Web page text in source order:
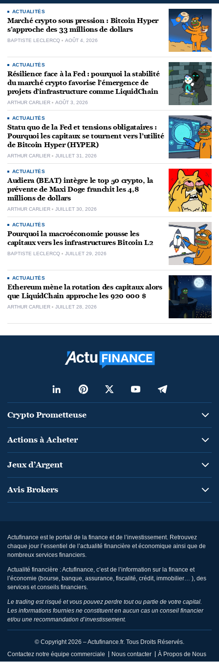
ACTUALITÉS
Marché crypto sous pression : Bitcoin Hyper
s’approche des 33 millions de dollars
BAPTISTE LECLERCQ AOÛT 4, 2026
ACTUALITÉS
Résilience face à la Fed : pourquoi la stabilité
du marché crypto favorise l’émergence de
projets d’infrastructure comme LiquidChain
ARTHUR CARLIER AOÛT 3, 2026
ACTUALITÉS
Statu quo de la Fed et tensions obligataires :
Pourquoi les capitaux se tournent vers l’utilité
de Bitcoin Hyper (HYPER)
ARTHUR CARLIER JUILLET 31, 2026
ACTUALITÉS
Audiera (BEAT) intègre le top 50 crypto, la
prévente de Maxi Doge franchit les 4,8
millions de dollars
ARTHUR CARLIER JUILLET 30, 2026
ACTUALITÉS
Pourquoi la macroéconomie pousse les
capitaux vers les infrastructures Bitcoin L2
BAPTISTE LECLERCQ JUILLET 29, 2026
ACTUALITÉS
Ethereum mène la rotation des capitaux alors
que LiquidChain approche les 920 000 $
ARTHUR CARLIER JUILLET 28, 2026
Crypto Prometteuse
Actions à Acheter
Jeux d’Argent
Avis Brokers
Actufinance est le portail de la finance et de l’investissement. Retrouvez
chaque jour l’essentiel de l’actualité financière et économique ainsi que de
nombreux services financiers.
Actualité financière : Actufinance, c’est de l’information sur la finance et
l’économie (bourse, banque, assurance, fiscalité, crédit, immobilier… ), des
services et conseils financiers.
Le trading est risqué et vous pouvez perdre tout ou partie de votre capital.
Les informations fournies ne constituent en aucun cas un conseil financier
et/ou une recommandation d’investissement.
© Copyright 2026 – Actufinance.fr. Tous Droits Réservés.
Contactez notre équipe commerciale
Nous contacter À Propos de Nous